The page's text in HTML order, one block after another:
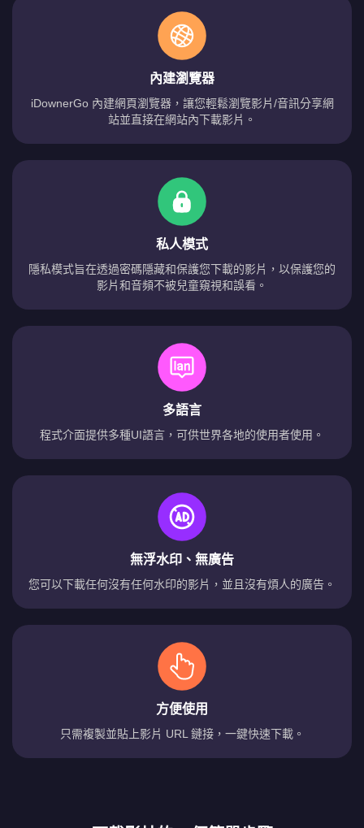
內建瀏覽器
iDownerGo 內建網頁瀏覽器，讓您輕鬆瀏覽影片/音訊分享網
站並直接在網站內下載影片。
私人模式
隱私模式旨在透過密碼隱藏和保護您下載的影片，以保護您的
影片和音頻不被兒童窺視和誤看。
多語言
程式介面提供多種UI語言，可供世界各地的使用者使用。
無浮水印、無廣告
您可以下載任何沒有任何水印的影片，並且沒有煩人的廣告。
方便使用
只需複製並貼上影片 URL 鏈接，一鍵快速下載。